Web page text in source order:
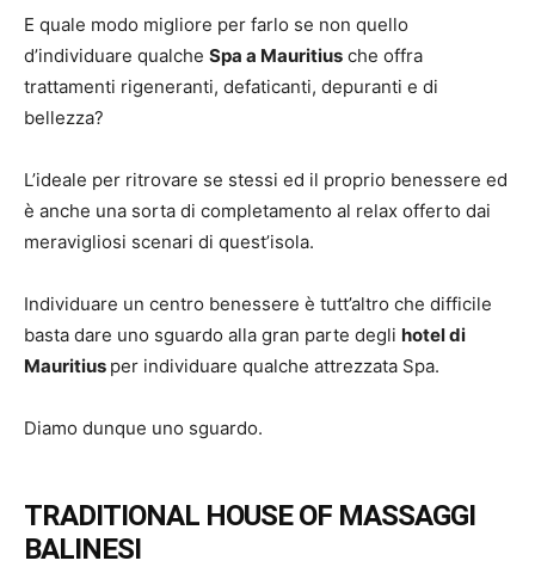
E quale modo migliore per farlo se non quello
d’individuare qualche Spa a Mauritius che offra
trattamenti rigeneranti, defaticanti, depuranti e di
bellezza?
L’ideale per ritrovare se stessi ed il proprio benessere ed
è anche una sorta di completamento al relax offerto dai
meravigliosi scenari di quest’isola.
Individuare un centro benessere è tutt’altro che difficile
basta dare uno sguardo alla gran parte degli hotel di
Mauritius per individuare qualche attrezzata Spa.
Diamo dunque uno sguardo.
TRADITIONAL HOUSE OF MASSAGGI
BALINESI